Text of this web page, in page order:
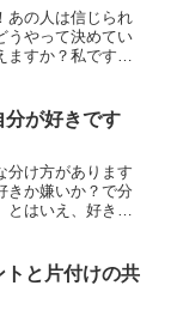
あの人は信じられ
うやって決めてい
ますか？私です
ルです。①与えて
偏見を...
分が好きです
分け方があります
きか嫌いか？で分
はいえ、好きか
だ、自分の性格の
が好...
トと片付けの共